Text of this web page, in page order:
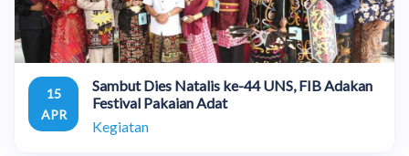
15
APR
Sambut Dies Natalis ke-44 UNS, FIB Adakan
Festival Pakaian Adat
Kegiatan